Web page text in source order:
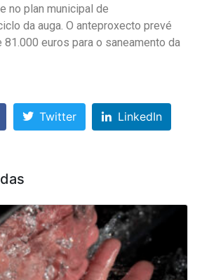
no plan municipal de
da auga. O anteproxecto prevé
euros para o saneamento da
Twitter LinkedIn